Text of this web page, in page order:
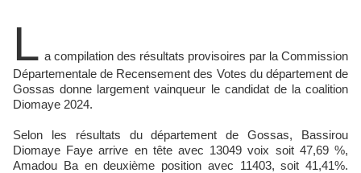
L a compilation des résultats provisoires par la Commission
Départementale de Recensement des Votes du département de
Gossas donne largement vainqueur le candidat de la coalition
Diomaye 2024.
Selon les résultats du département de Gossas, Bassirou
Diomaye Faye arrive en tête avec 13049 voix soit 47,69 %,
Amadou Ba en deuxième position avec 11403, soit 41,41%.